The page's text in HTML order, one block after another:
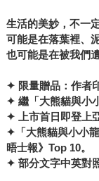
生活的美妙，不一
可能是在落葉裡、
也可能是在被我們
✦ 限量贈品：作者
✦ 繼「大熊貓與小
✦ 上市首日即登上
✦ 「大熊貓與小小
晤士報》Top 10。
✦ 部分文字中英對